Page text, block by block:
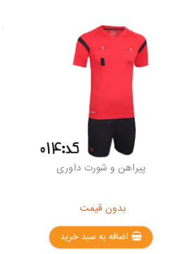
پیراهن و شورت داوری
بدون قیمت
اضافه به سبد خرید